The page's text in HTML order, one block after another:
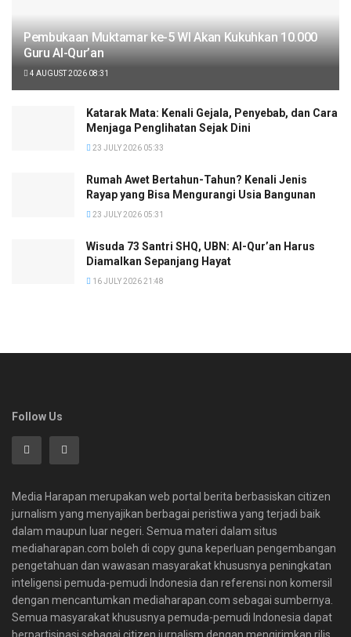
Pembukaan Muktamar ke-5 WI Akan Kukuhkan 10.000
Guru Al-Qur’an
4 AUGUST 2026 08:31
Katarak Mata: Kenali Gejala, Penyebab, dan Cara
Menjaga Penglihatan Sejak Dini
23 JULY 2026 05:33
Rumah Awet Bertahun-Tahun? Kenali Jenis
Rayap yang Bisa Mengurangi Usia Bangunan
23 JULY 2026 05:31
Wisuda 73 Santri SHQ, UBN: Al-Qur’an Harus
Diamalkan Sepanjang Hayat
16 JULY 2026 21:48
Follow Us
Media Harapan merupakan web portal berita berbasiskan citizen
jurnalism yang menyajikan berbagai peristiwa yang terjadi baik
dalam maupun luar negeri. Semua materi dalam situs
mediaharapan.com boleh di copy guna keperluan pengembangan
pengetahuan dan wawasan masyarakat khususnya peningkatan
inteligensi pemuda-pemudi Indonesia dan referensi non komersil
dengan mencantumkan mediaharapan.com sebagai sumbernya.
Semua masyarakat khususnya pemuda-pemudi Indonesia dapat